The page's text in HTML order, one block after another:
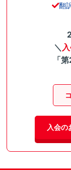
翻
＼
「
入会の